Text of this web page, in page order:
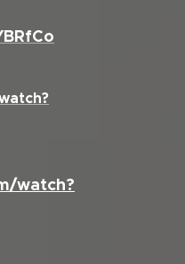
watch?